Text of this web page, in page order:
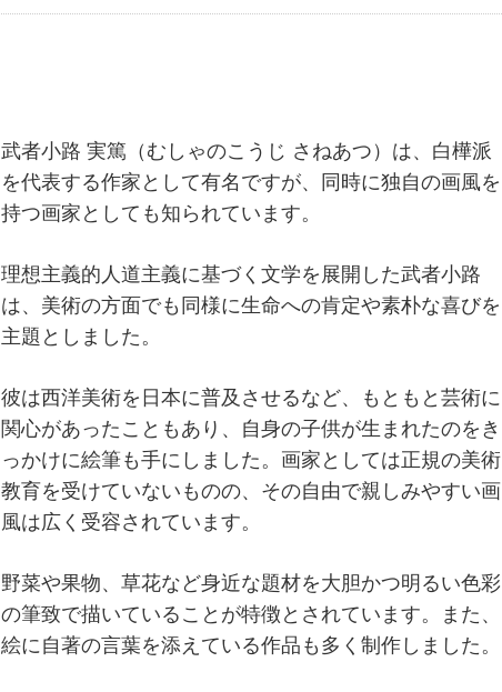
武者小路 実篤（むしゃのこうじ さねあつ）は、白樺派
を代表する作家として有名ですが、同時に独自の画風を
持つ画家としても知られています。
理想主義的人道主義に基づく文学を展開した武者小路
は、美術の方面でも同様に生命への肯定や素朴な喜びを
主題としました。
彼は西洋美術を日本に普及させるなど、もともと芸術に
関心があったこともあり、自身の子供が生まれたのをき
っかけに絵筆も手にしました。画家としては正規の美術
教育を受けていないものの、その自由で親しみやすい画
風は広く受容されています。
野菜や果物、草花など身近な題材を大胆かつ明るい色彩
の筆致で描いていることが特徴とされています。また、
絵に自著の言葉を添えている作品も多く制作しました。